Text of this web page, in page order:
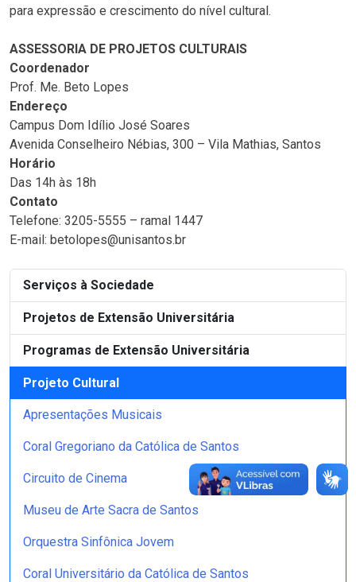
Serviços à Sociedade
Projetos de Extensão Universitária
Programas de Extensão Universitária
Projeto Cultural
Apresentações Musicais
Coral Gregoriano da Católica de Santos
Circuito de Cinema
Museu de Arte Sacra de Santos
Orquestra Sinfônica Jovem
Coral Universitário da Católica de Santos
para expressão e crescimento do nível cultural.
ASSESSORIA DE PROJETOS CULTURAIS
Coordenador
Prof. Me. Beto Lopes
Endereço
Campus Dom Idílio José Soares
Avenida Conselheiro Nébias, 300 – Vila Mathias, Santos
Horário
Das 14h às 18h
Contato
Telefone: 3205-5555 – ramal 1447
E-mail: betolopes@unisantos.br